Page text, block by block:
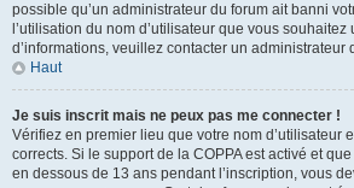
possible qu’un administrateur du forum ait banni
l’utilisation du nom d’utilisateur que vous souhaitez
d’informations, veuillez contacter un administrateur
Haut
Je suis inscrit mais ne peux pas me connecter !
Vérifiez en premier lieu que votre nom d’utilisateur
corrects. Si le support de la COPPA est activé et
en dessous de 13 ans pendant l’inscription, vous